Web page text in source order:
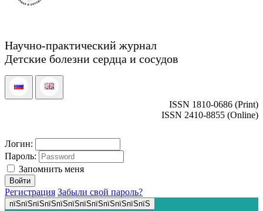
Научно-практический журнал
Детские болезни сердца и сосудов
ISSN 1810-0686 (Print)
ISSN 2410-8855 (Online)
Логин:
Пароль:
Запомнить меня
Регистрация Забыли свой пароль?
пїЅпїЅпїЅпїЅпїЅпїЅпїЅпїЅпїЅпїЅпїЅпїЅ